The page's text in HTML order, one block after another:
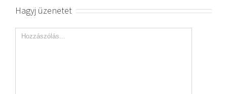
Hagyj üzenetet